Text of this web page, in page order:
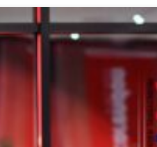
ve B-2
Arasında
hazırlanıyor